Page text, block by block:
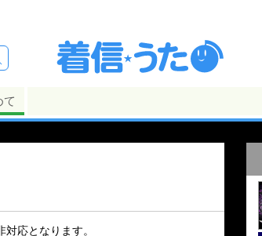
て
応となります。